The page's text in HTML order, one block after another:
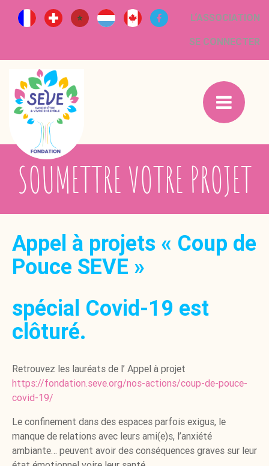
L‘ASSOCIATION
SE CONNECTER
SOUMETTRE VOTRE PROJET
Appel à projets « Coup de
Pouce SEVE »
spécial Covid-19 est
clôturé.
Retrouvez les lauréats de l’ Appel à projet
https://fondation.seve.org/nos-actions/coup-de-pouce-
covid-19/
Le confinement dans des espaces parfois exigus, le
manque de relations avec leurs ami(e)s, l’anxiété
ambiante… peuvent avoir des conséquences graves sur leur